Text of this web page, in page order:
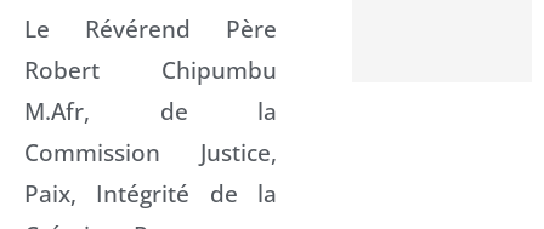
Le Révérend Père
Robert Chipumbu
M.Afr, de la
Commission Justice,
Paix, Intégrité de la